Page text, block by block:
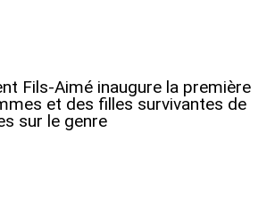
Fils-Aimé inaugure la première
et des filles survivantes de
sur le genre